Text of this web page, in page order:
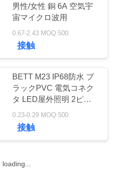
コネク
クター
19
男性/女性 銅 6A 空気宇
宙マイクロ波用
0.67-2.43 MOQ:500
接触
BETT M23 IP68防水 ブ
ラックPVC 電気コネク
タ LED屋外照明 2ピン
オス/メス
0.23-0.29 MOQ:500
接触
loading...